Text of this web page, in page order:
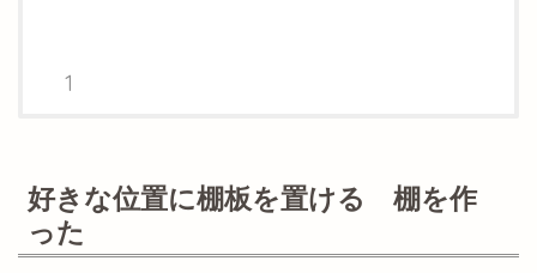
好きな位置に棚板を置ける 棚を作
った